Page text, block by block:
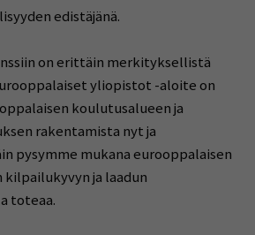
edistäjänä.
on erittäin merkityksellistä
yliopistot -aloite on
koulutusalueen ja
rakentamista nyt ja
pysymme mukana eurooppalaisen
ja laadun
toteaa.